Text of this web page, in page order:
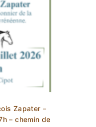
Zapater –
– chemin de